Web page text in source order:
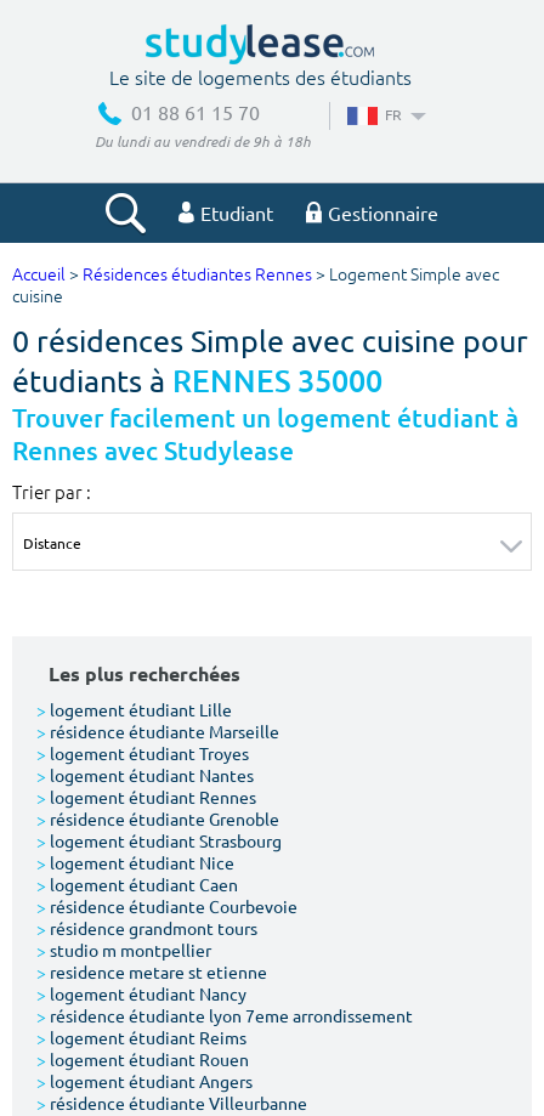
Le site de logements des étudiants
01 88 61 15 70
Du lundi au vendredi de 9h à 18h
FR
Etudiant Gestionnaire
Votre recherche
Ville, école
Budget min
€
Budget max
€
Surface min Surface max
Type de location
Votre date d'entrée
Chercher
Accueil > Résidences étudiantes Rennes > Logement Simple avec
cuisine
0 résidences Simple avec cuisine pour
étudiants à RENNES 35000
Trouver facilement un logement étudiant à
Rennes avec Studylease
Trier par :
Les plus recherchées
> logement étudiant Lille
> résidence étudiante Marseille
> logement étudiant Troyes
> logement étudiant Nantes
> logement étudiant Rennes
> résidence étudiante Grenoble
> logement étudiant Strasbourg
> logement étudiant Nice
> logement étudiant Caen
> résidence étudiante Courbevoie
> résidence grandmont tours
> studio m montpellier
> residence metare st etienne
> logement étudiant Nancy
> résidence étudiante lyon 7eme arrondissement
> logement étudiant Reims
> logement étudiant Rouen
> logement étudiant Angers
> résidence étudiante Villeurbanne